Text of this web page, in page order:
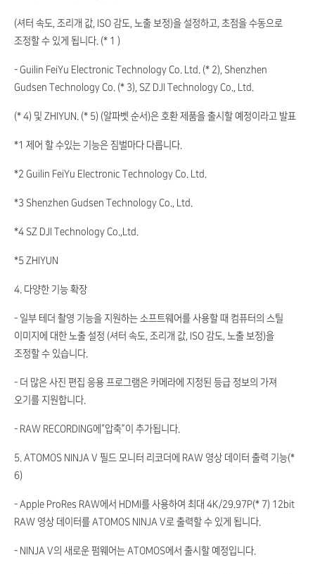
(셔터 속도, 조리개 값, ISO 감도, 노출 보정)을 설정하고, 초점을 수동으로
조정할 수 있게 됩니다. (* 1 )
- Guilin FeiYu Electronic Technology Co. Ltd. (* 2), Shenzhen
Gudsen Technology Co. (* 3), SZ DJI Technology Co., Ltd.
(* 4) 및 ZHIYUN. (* 5) (알파벳 순서)은 호환 제품을 출시할 예정이라고 발표
*1 제어 할 수있는 기능은 짐벌마다 다릅니다.
*2 Guilin FeiYu Electronic Technology Co. Ltd.
*3 Shenzhen Gudsen Technology Co., Ltd.
*4 SZ DJI Technology Co.,Ltd.
*5 ZHIYUN
4. 다양한 기능 확장
- 일부 테더 촬영 기능을 지원하는 소프트웨어를 사용할 때 컴퓨터의 스틸
이미지에 대한 노출 설정 (셔터 속도, 조리개 값, ISO 감도, 노출 보정)을
조정할 수 있습니다.
- 더 많은 사진 편집 응용 프로그램은 카메라에 지정된 등급 정보의 가져
오기를 지원합니다.
- RAW RECORDING에“압축”이 추가됩니다.
5. ATOMOS NINJA V 필드 모니터 리코더에 RAW 영상 데이터 출력 기능(*
6)
- Apple ProRes RAW에서 HDMI를 사용하여 최대 4K/29.97P(* 7) 12bit
RAW 영상 데이터를 ATOMOS NINJA V로 출력할 수 있게 됩니다.
- NINJA V의 새로운 펌웨어는 ATOMOS에서 출시할 예정입니다.